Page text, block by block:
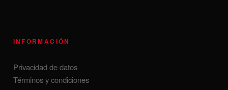
INFORMACIÓN
Privacidad de datos
Términos y condiciones